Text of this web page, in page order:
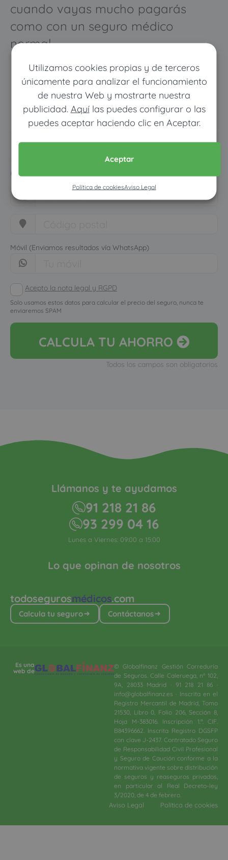
Utilizamos cookies propias y de terceros
únicamente para analizar el funcionamiento
de nuestra Web y mostrarte nuestra
publicidad. Aquílas puedes configurar o las
puedes aceptar haciendo clic en Aceptar.
Aceptar
Política de cookiesAviso Legal
cuando vayas mucho pagarás
como con un seguro médico
normal
Pon tus datos y descubre
cuánto dinero ahorrarías
Móvil (Enviamos resultados vía WhatsApp)
Acepto la nota legal y RGPD
Solo usamos estos datos para calcular el precio del seguro, nunca te
enviaremos SPAM
CALCULA TU AHORRO
Todos los campos son obligatorios
todosegurosmédicos.com
Calcula tu seguro Contáctanos
Lo que opinan de nosotros
Llámanos y te ayudamos
91 218 21 86
93 299 04 16
Lunes a Viernes: 09:00 a 15:00
Es una
web de
© Globalfinanz Gestión Correduría
de Seguros. Calle Caleruega, nº 102,
9A, 28033 Madrid · 91 218 21 86 ·
info@globalfinanz.es · Inscrita en el
Registro Mercantil de Madrid, Tomo
21530, Libro 0, Folio 206, Sección 8,
Hoja M-383016. Inscripción 1.ª. CIF.
B84396662. Inscrita Registro DGSFP
con clave J-2437. Contratado Seguro
de Responsabilidad Civil Profesional
y Seguro de Caución conforme a la
normativa vigente sobre distribución
de seguros y reaseguros privados,
en particular al Real Decreto-ley
3/2020, de 4 de febrero.​
Aviso Legal Política de cookies